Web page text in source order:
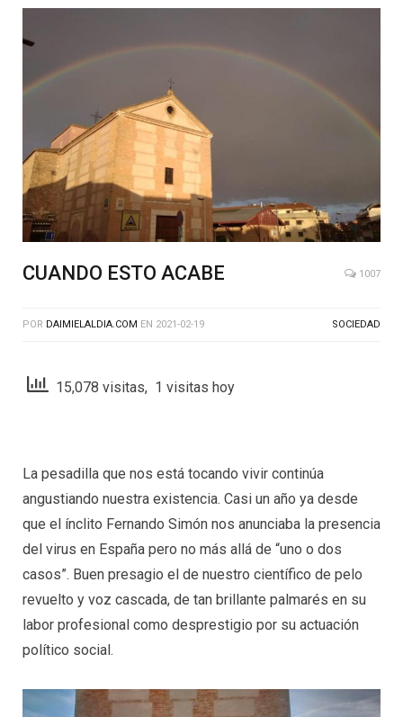
CUANDO ESTO ACABE 1007
POR DAIMIELALDIA.COM EN 2021-02-19 SOCIEDAD
15,078 visitas, 1 visitas hoy
La pesadilla que nos está tocando vivir continúa
angustiando nuestra existencia. Casi un año ya desde
que el ínclito Fernando Simón nos anunciaba la presencia
del virus en España pero no más allá de “uno o dos
casos”. Buen presagio el de nuestro científico de pelo
revuelto y voz cascada, de tan brillante palmarés en su
labor profesional como desprestigio por su actuación
político social.